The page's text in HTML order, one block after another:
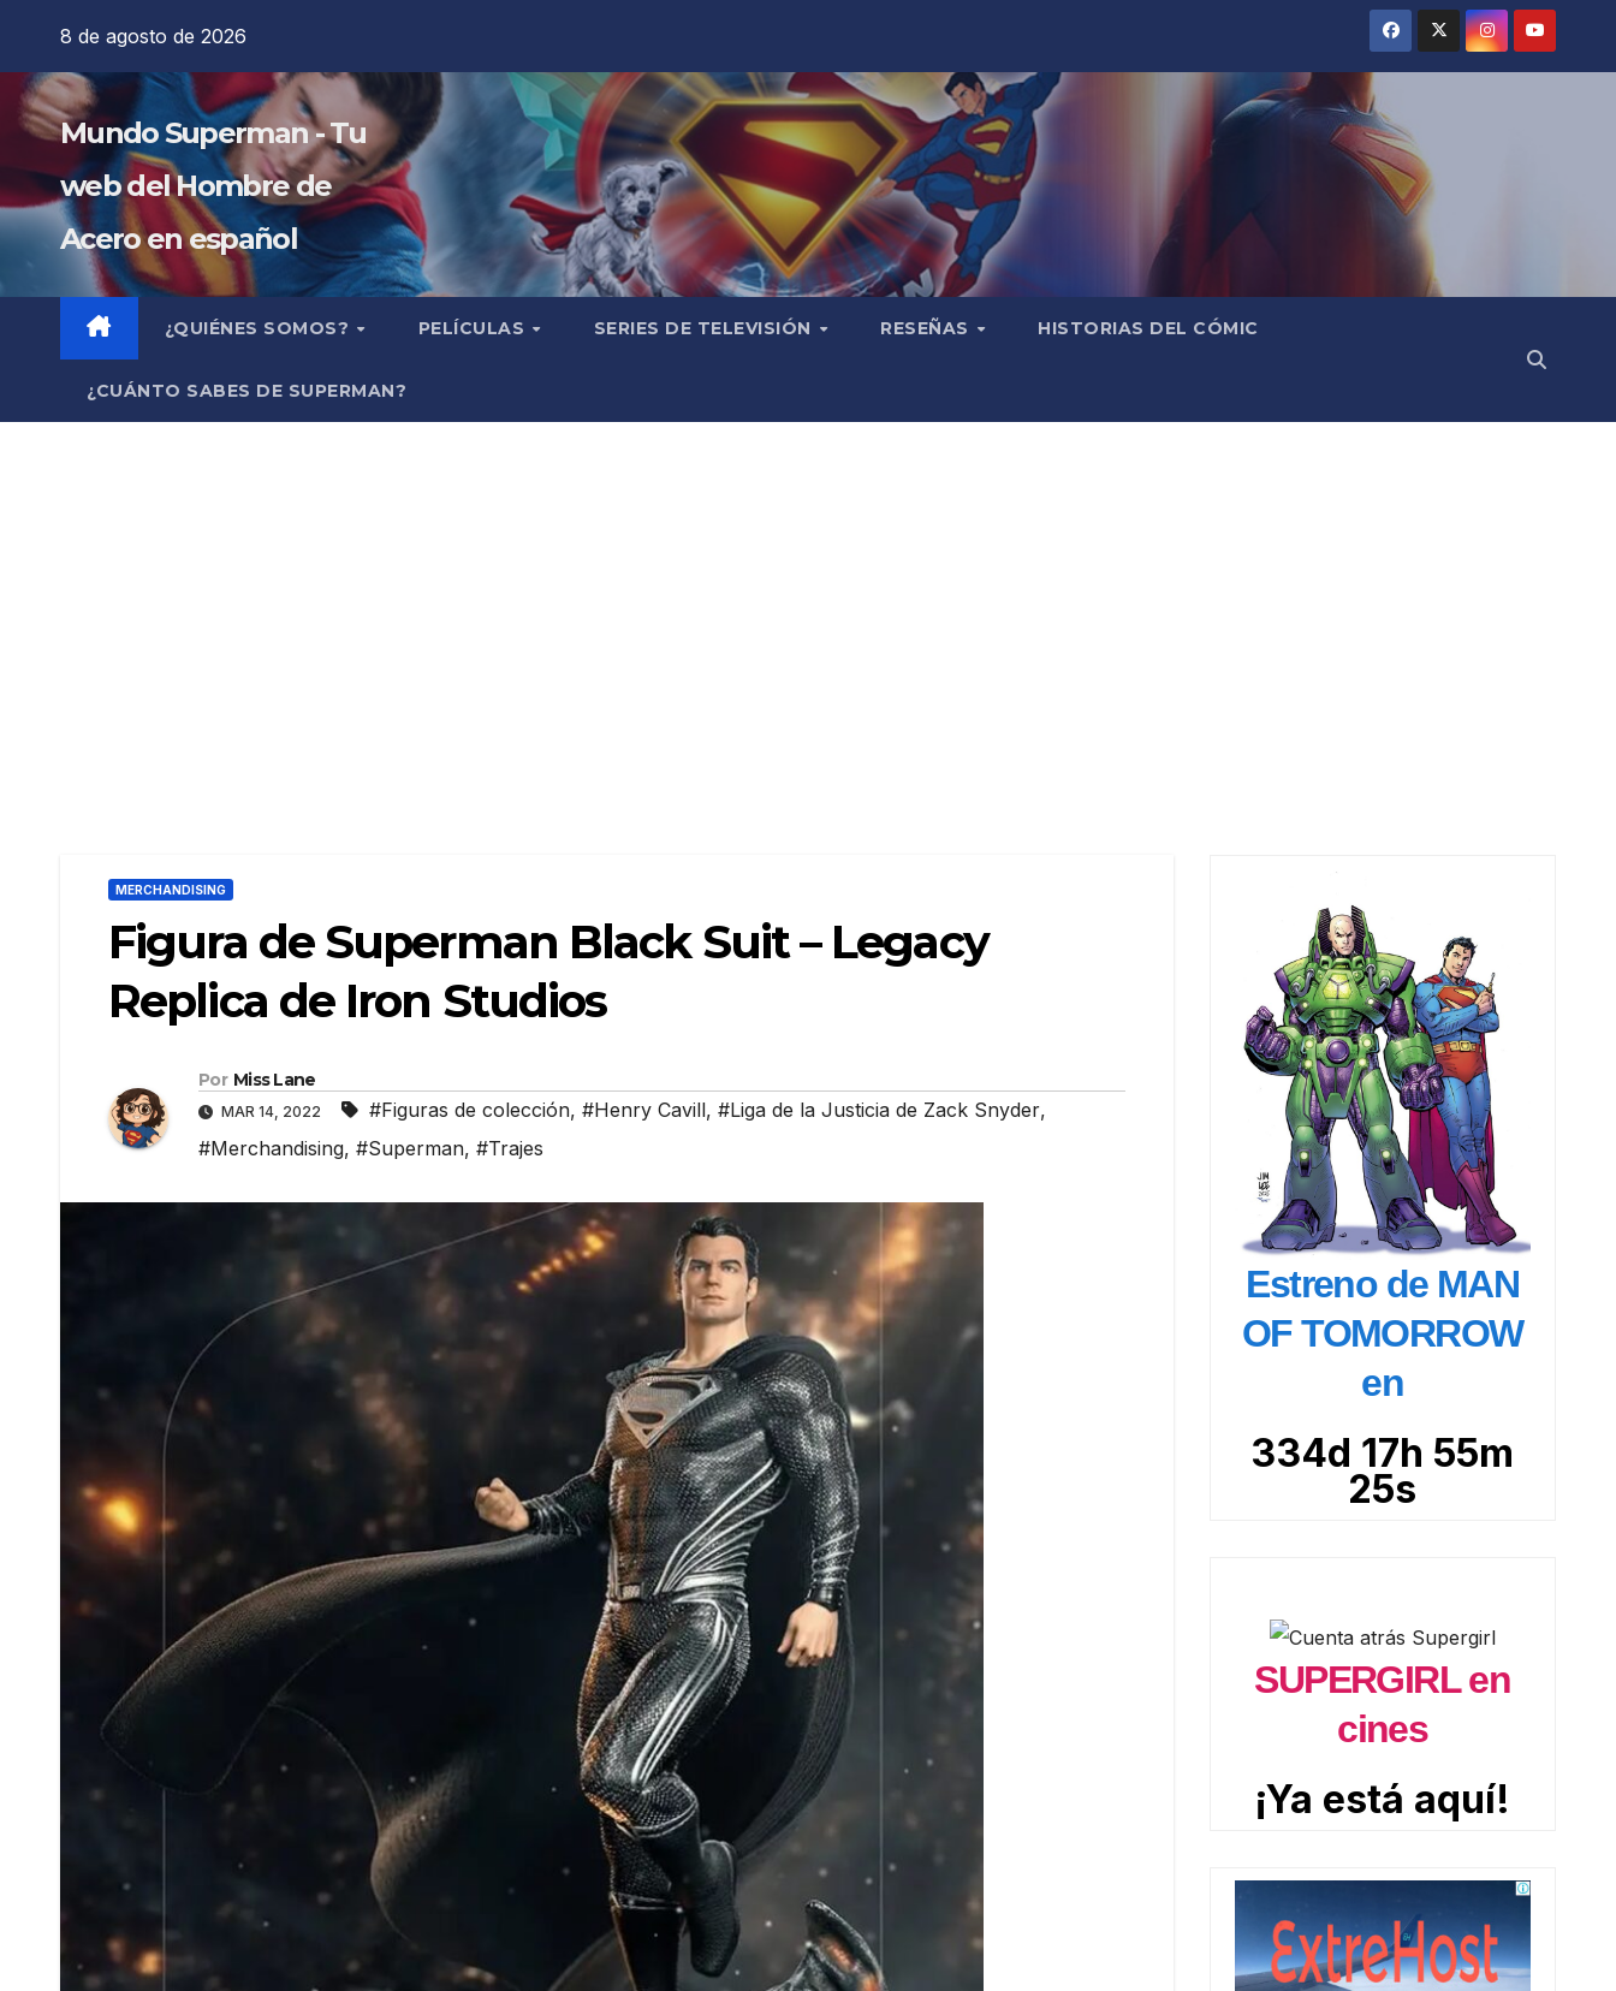
contenido
8 de agosto de 2026
Mundo Superman - Tu
web del Hombre de
Acero en español
¿QUIÉNES SOMOS? PELÍCULAS SERIES DE TELEVISIÓN RESEÑAS HISTORIAS DEL CÓMIC
¿CUÁNTO SABES DE SUPERMAN?
MERCHANDISING
Figura de Superman Black Suit – Legacy
Replica de Iron Studios
Por Miss Lane
MAR 14, 2022 #Figuras de colección, #Henry Cavill, #Liga de la Justicia de Zack Snyder,
#Merchandising, #Superman, #Trajes
Estreno de MAN
OF TOMORROW
en
334d 17h 55m
23s
SUPERGIRL en
cines
¡Ya está aquí!